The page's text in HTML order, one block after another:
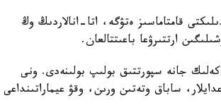
قامتاماسىز ەتۋگە، اتا-انالاردىڭ وڭ
ارتتىرۋعا باعىتتالعان.
جانە سپورتتىق بولىپ بولىنەدى. ونى
ساباق وتەتىن ورىن، وقۋ عيماراتىنداعى